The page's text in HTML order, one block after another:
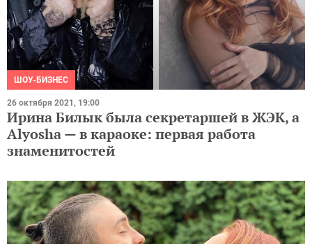
ШОУ-БИЗНЕС
26 октября 2021, 19:00
Ирина Билык была секретаршей в ЖЭК, а
Alyosha — в караоке: первая работа
знаменитостей